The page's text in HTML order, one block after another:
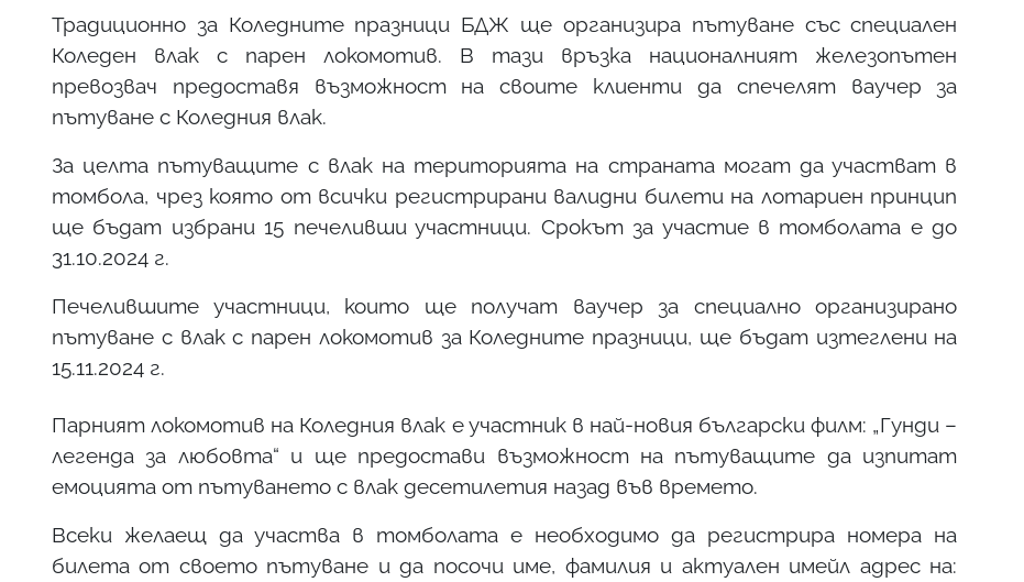
Традиционно за Коледните празници БДЖ ще организира пътуване със специален
Коледен влак с парен локомотив. В тази връзка националният железопътен
превозвач предоставя възможност на своите клиенти да спечелят ваучер за
пътуване с Коледния влак.
За целта пътуващите с влак на територията на страната могат да участват в
томбола, чрез която от всички регистрирани валидни билети на лотариен принцип
ще бъдат избрани 15 печеливши участници. Срокът за участие в томболата е до
31.10.2024 г.
Печелившите участници, които ще получат ваучер за специално организирано
пътуване с влак с парен локомотив за Коледните празници, ще бъдат изтеглени на
15.11.2024 г.
Парният локомотив на Коледния влак е участник в най-новия български филм: „Гунди –
легенда за любовта“ и ще предостави възможност на пътуващите да изпитат
емоцията от пътуването с влак десетилетия назад във времето.
Всеки желаещ да участва в томболата е необходимо да регистрира номера на
билета от своето пътуване и да посочи име, фамилия и актуален имейл адрес на: